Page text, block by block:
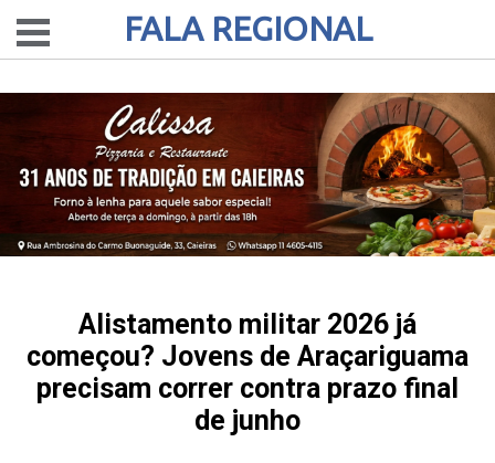
FALA REGIONAL
Alistamento militar 2026 já
começou? Jovens de Araçariguama
precisam correr contra prazo final
de junho